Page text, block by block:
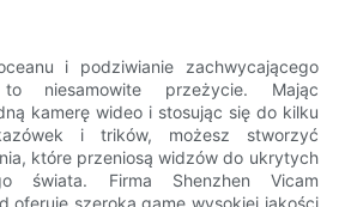
i podziwianie zachwycającego
niesamowite przeżycie. Mając
kamerę wideo i stosując się do kilku
i trików, możesz stworzyć
które przeniosą widzów do ukrytych
świata. Firma Shenzhen Vicam